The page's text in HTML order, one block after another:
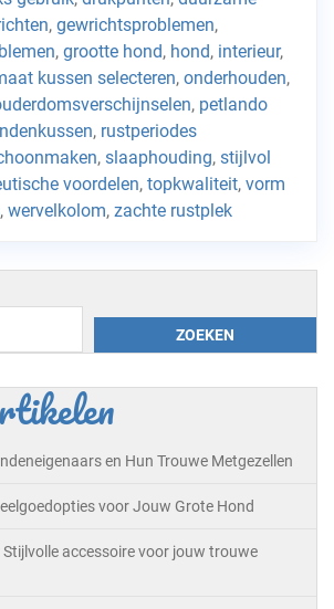
, gewrichtsproblemen,
, grootte hond, hond, interieur,
kussen selecteren, onderhouden,
, petlando
, rustperiodes
, slaaphouding, stijlvol
voordelen, topkwaliteit, vorm
, wervelkolom, zachte rustplek
ZOEKEN
en Hun Trouwe Metgezellen
voor Jouw Grote Hond
accessoire voor jouw trouwe